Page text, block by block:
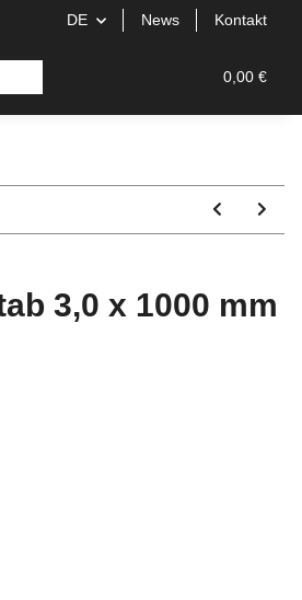
DE News Kontakt
0,00 €
3,0 x 1000 mm